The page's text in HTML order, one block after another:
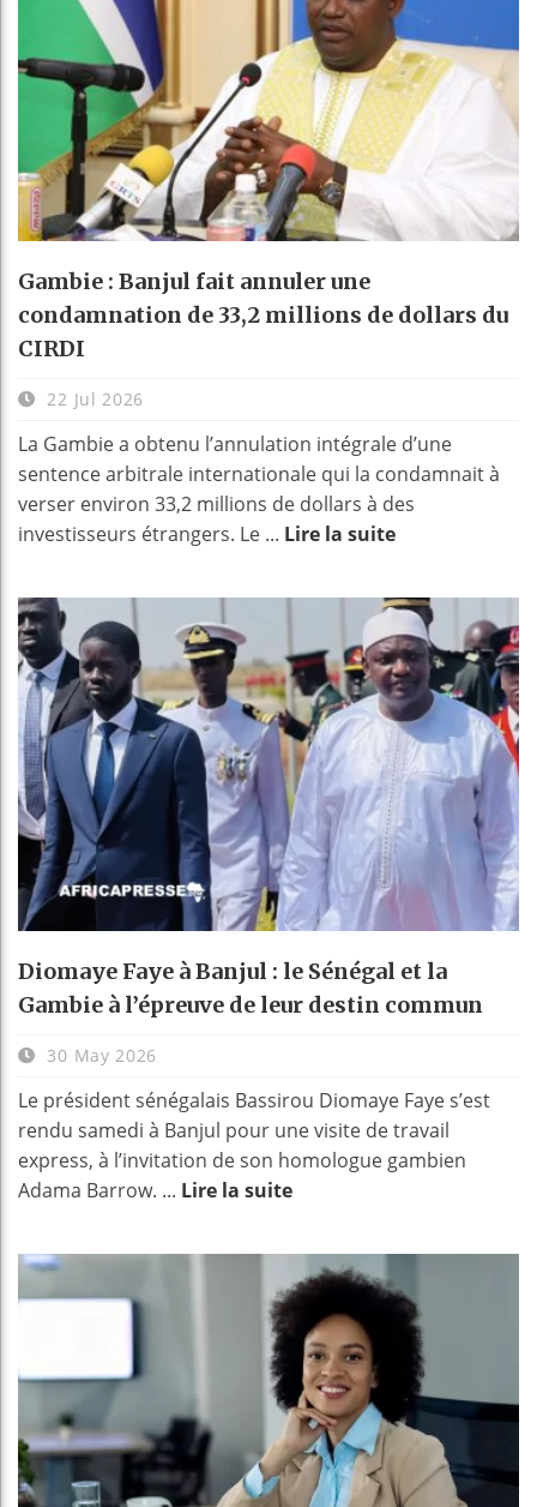
Gambie : Banjul fait annuler une
condamnation de 33,2 millions de dollars du
CIRDI
22 Jul 2026
La Gambie a obtenu l’annulation intégrale d’une
sentence arbitrale internationale qui la condamnait à
verser environ 33,2 millions de dollars à des
investisseurs étrangers. Le ... Lire la suite
Diomaye Faye à Banjul : le Sénégal et la
Gambie à l’épreuve de leur destin commun
30 May 2026
Le président sénégalais Bassirou Diomaye Faye s’est
rendu samedi à Banjul pour une visite de travail
express, à l’invitation de son homologue gambien
Adama Barrow. ... Lire la suite